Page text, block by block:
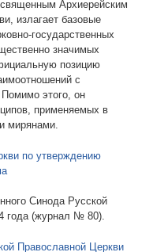
Архиерейским
излагает базовые
государственных
значимых
позицию
с
этого, он
применяемых в
мирянами.
по утверждению
Синода Русской
года (журнал № 80).
Православной Церкви